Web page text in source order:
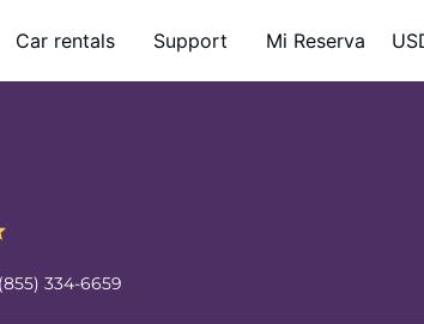
Car rentals Support Mi Reserva
(855) 334-6659